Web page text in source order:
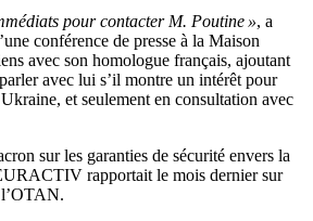
pour contacter M. Poutine », a
conférence de presse à la Maison
avec son homologue français, ajoutant
avec lui s’il montre un intérêt pour
et seulement en consultation avec
sur les garanties de sécurité envers la
rapportait le mois dernier sur